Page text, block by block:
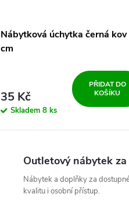
Nábytková úchytka černá
cm
35 Kč
Skladem 8 ks
PŘIDAT DO
KOŠÍKU
Outletový nábytek
Nábytek a doplňky za
kvalitu i osobní přístup.